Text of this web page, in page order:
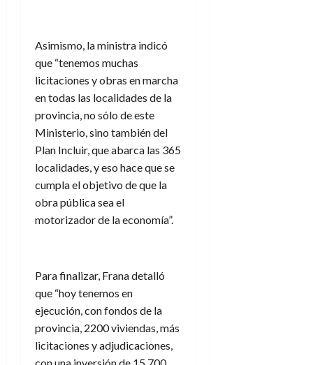
Asimismo, la ministra indicó
que “tenemos muchas
licitaciones y obras en marcha
en todas las localidades de la
provincia, no sólo de este
Ministerio, sino también del
Plan Incluir, que abarca las 365
localidades, y eso hace que se
cumpla el objetivo de que la
obra pública sea el
motorizador de la economía”.
Para finalizar, Frana detalló
que “hoy tenemos en
ejecución, con fondos de la
provincia, 2200 viviendas, más
licitaciones y adjudicaciones,